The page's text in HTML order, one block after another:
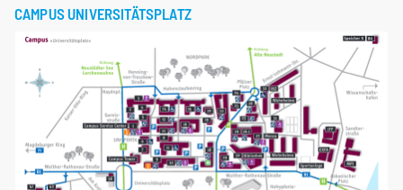
CAMPUS UNIVERSITÄTSPLATZ